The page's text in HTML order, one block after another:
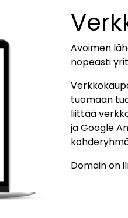
Avoimen
nopeasti
tuomaan
liittää
ja Google
Domain on